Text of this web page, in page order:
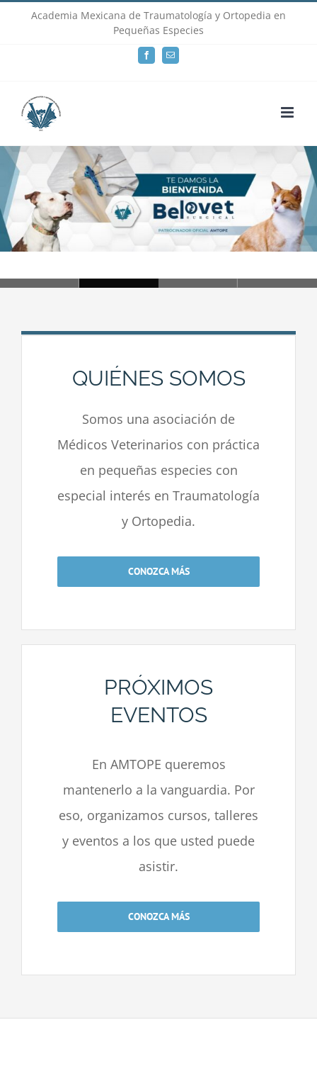
Academia Mexicana de Traumatología y Ortopedia en
Pequeñas Especies
FacebookEmail
Loading...
QUIÉNES SOMOS
Somos una asociación de
Médicos Veterinarios con práctica
en pequeñas especies con
especial interés en Traumatología
y Ortopedia.
CONOZCA MÁS
PRÓXIMOS
EVENTOS
En AMTOPE queremos
mantenerlo a la vanguardia. Por
eso, organizamos cursos, talleres
y eventos a los que usted puede
asistir.
CONOZCA MÁS